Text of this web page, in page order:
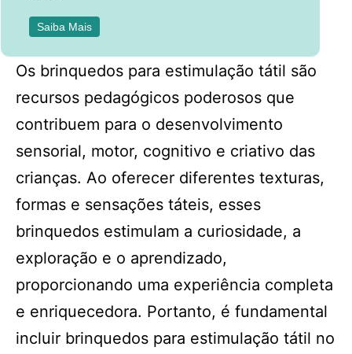
Saiba Mais
Os brinquedos para estimulação tátil são
recursos pedagógicos poderosos que
contribuem para o desenvolvimento
sensorial, motor, cognitivo e criativo das
crianças. Ao oferecer diferentes texturas,
formas e sensações táteis, esses
brinquedos estimulam a curiosidade, a
exploração e o aprendizado,
proporcionando uma experiência completa
e enriquecedora. Portanto, é fundamental
incluir brinquedos para estimulação tátil no